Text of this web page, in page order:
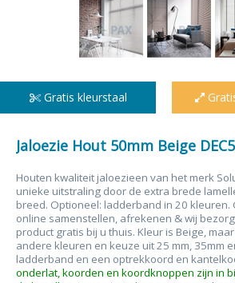
Gratis kleurstaal
Jaloezie Hout 50mm Beige
Houten kwaliteit jaloezieen van het merk
unieke uitstraling door de extra brede
breed. Optioneel: ladderband in 20 kleuren.
online samenstellen, afrekenen & wij
product gratis bij u thuis. Kleur is Beige,
andere kleuren en keuze uit 25 mm, 35mm
ladderband en een optrekkoord en
onderlat, koorden en koordknoppen zijn in